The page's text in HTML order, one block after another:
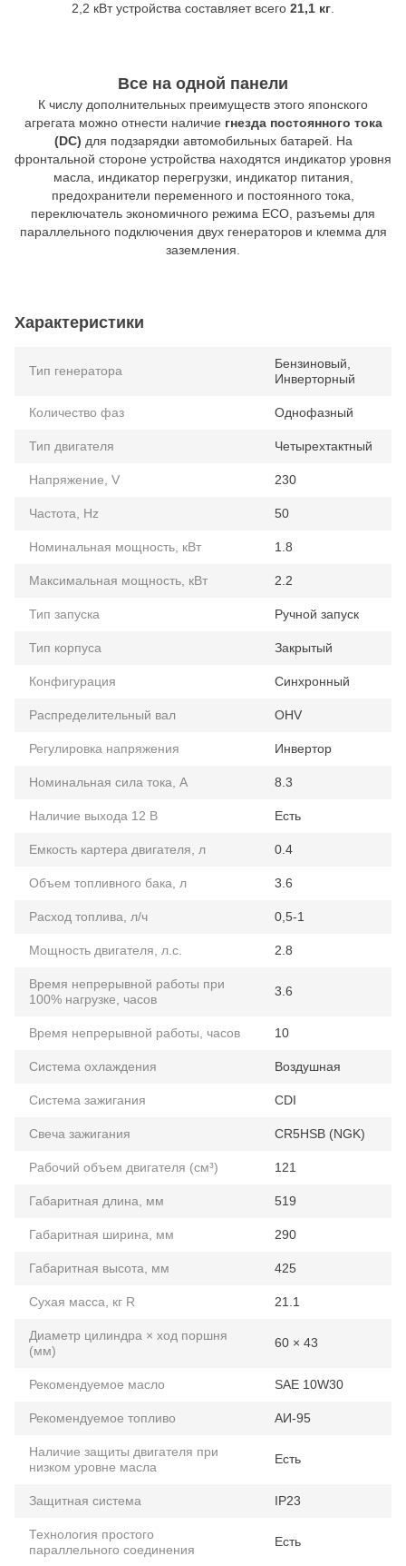
2,2 кВт устройства составляет всего 21,1 кг.
Все на одной панели
К числу дополнительных преимуществ этого японского
агрегата можно отнести наличие гнезда постоянного тока
(DC) для подзарядки автомобильных батарей. На
фронтальной стороне устройства находятся индикатор уровня
масла, индикатор перегрузки, индикатор питания,
предохранители переменного и постоянного тока,
переключатель экономичного режима ECO, разъемы для
параллельного подключения двух генераторов и клемма для
заземления.
Характеристики
Тип генератора
Бензиновый,
Инверторный
Количество фаз Однофазный
Тип двигателя Четырехтактный
Напряжение, V 230
Частота, Hz 50
Номинальная мощность, кВт 1.8
Максимальная мощность, кВт 2.2
Тип запуска Ручной запуск
Тип корпуса Закрытый
Конфигурация Синхронный
Распределительный вал OHV
Регулировка напряжения Инвертор
Номинальная сила тока, А 8.3
Наличие выхода 12 В Есть
Емкость картера двигателя, л 0.4
Объем топливного бака, л 3.6
Расход топлива, л/ч 0,5-1
Мощность двигателя, л.с. 2.8
Время непрерывной работы при
100% нагрузке, часов
3.6
Время непрерывной работы, часов 10
Система охлаждения Воздушная
Система зажигания CDI
Свеча зажигания CR5HSB (NGK)
Рабочий объем двигателя (см³) 121
Габаритная длина, мм 519
Габаритная ширина, мм 290
Габаритная высота, мм 425
Сухая масса, кг R 21.1
Диаметр цилиндра × ход поршня
(мм)
60 × 43
Рекомендуемое масло SAE 10W30
Рекомендуемое топливо АИ-95
Наличие защиты двигателя при
низком уровне масла
Есть
Защитная система IP23
Технология простого
параллельного соединения
Есть